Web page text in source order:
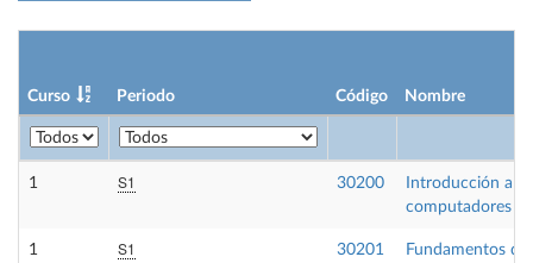
Curso Periodo Código Nombre
1 S1 30200
Introducción a
computadores
1 S1 30201
Fundamentos de